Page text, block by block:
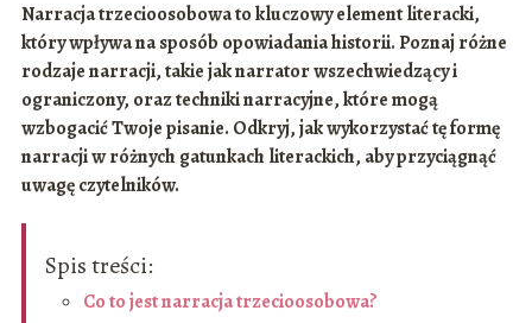
Narracja trzecioosobowa to kluczowy element literacki,
który wpływa na sposób opowiadania historii. Poznaj różne
rodzaje narracji, takie jak narrator wszechwiedzący i
ograniczony, oraz techniki narracyjne, które mogą
wzbogacić Twoje pisanie. Odkryj, jak wykorzystać tę formę
narracji w różnych gatunkach literackich, aby przyciągnąć
uwagę czytelników.
Spis treści:
Co to jest narracja trzecioosobowa?